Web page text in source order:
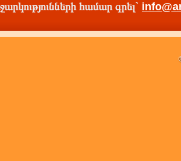
համար գրել`